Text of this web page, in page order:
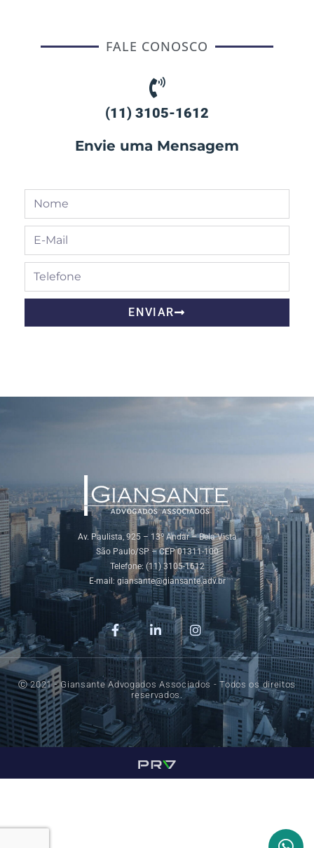
FALE CONOSCO
(11) 3105-1612
Envie uma Mensagem
ENVIAR
Av. Paulista, 925 – 13º Andar – Bela Vista
São Paulo/SP – CEP 01311-100
Telefone: (11) 3105-1612
E-mail: giansante@giansante.adv.br
Ⓒ 2021 - Giansante Advogados Associados - Todos os direitos
reservados.